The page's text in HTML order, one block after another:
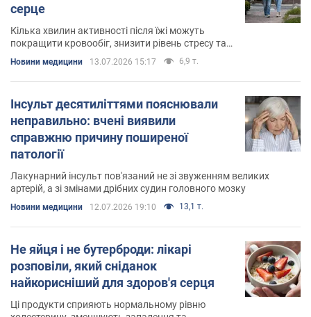
серце
Кілька хвилин активності після їжі можуть
покращити кровообіг, знизити рівень стресу та
Новини медицини 13.07.2026 15:17 6,9 т.
Інсульт десятиліттями пояснювали
неправильно: вчені виявили
справжню причину поширеної
патології
Лакунарний інсульт пов'язаний не зі звуженням великих
артерій, а зі змінами дрібних судин головного мозку
Новини медицини 12.07.2026 19:10 13,1 т.
Не яйця і не бутерброди: лікарі
розповіли, який сніданок
найкорисніший для здоров'я серця
Ці продукти сприяють нормальному рівню